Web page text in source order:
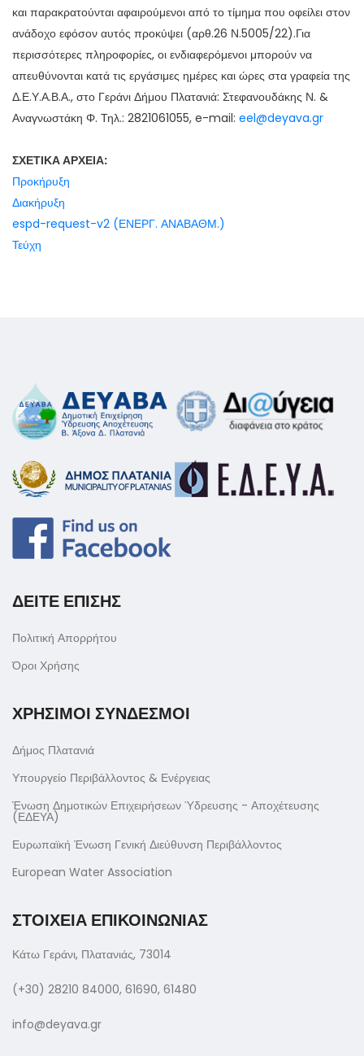
και παρακρατούνται αφαιρούμενοι από το τίμημα που οφείλει στον
ανάδοχο εφόσον αυτός προκύψει (αρθ.26 Ν.5005/22).Για
περισσότερες πληροφορίες, οι ενδιαφερόμενοι μπορούν να
απευθύνονται κατά τις εργάσιμες ημέρες και ώρες στα γραφεία της
Δ.Ε.Υ.Α.Β.Α., στο Γεράνι Δήμου Πλατανιά: Στεφανουδάκης Ν. &
Αναγνωστάκη Φ. Τηλ.: 2821061055, e-mail: eel@deyava.gr
ΣΧΕΤΙΚΑ ΑΡΧΕΙΑ:
Προκήρυξη
Διακήρυξη
espd-request-v2 (ΕΝΕΡΓ. ΑΝΑΒΑΘΜ.)
Τεύχη
ΔΕΙΤΕ ΕΠΙΣΗΣ
Πολιτική Απορρήτου
Όροι Χρήσης
ΧΡΗΣΙΜΟΙ ΣΥΝΔΕΣΜΟΙ
Δήμος Πλατανιά
Υπουργείο Περιβάλλοντος & Ενέργειας
Ένωση Δημοτικών Επιχειρήσεων Ύδρευσης - Αποχέτευσης
(ΕΔΕΥΑ)
Ευρωπαϊκή Ένωση Γενική Διεύθυνση Περιβάλλοντος
European Water Association
ΣΤΟΙΧΕΙΑ ΕΠΙΚΟΙΝΩΝΙΑΣ
Κάτω Γεράνι, Πλατανιάς, 73014
(+30) 28210 84000, 61690, 61480
info@deyava.gr